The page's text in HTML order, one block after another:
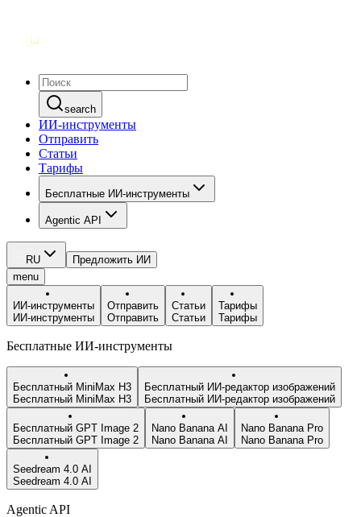
search
ИИ-инструменты
Отправить
Статьи
Тарифы
Бесплатные ИИ-инструменты
Agentic API
RU
Предложить ИИ
menu
ИИ-инструменты
ИИ-инструменты
Отправить
Отправить
Статьи
Статьи
Тарифы
Тарифы
Бесплатные ИИ-инструменты
Бесплатный MiniMax H3
Бесплатный MiniMax H3
Бесплатный ИИ-редактор изображений
Бесплатный ИИ-редактор изображений
Бесплатный GPT Image 2
Бесплатный GPT Image 2
Nano Banana AI
Nano Banana AI
Nano Banana Pro
Nano Banana Pro
Seedream 4.0 AI
Seedream 4.0 AI
Agentic API